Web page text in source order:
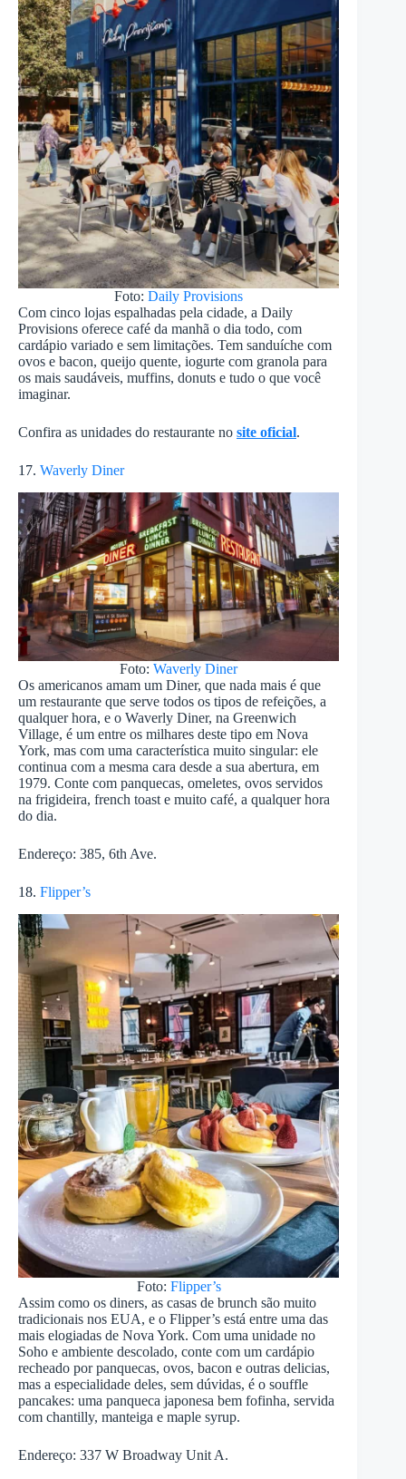
Foto:Daily Provisions
Com cinco lojas espalhadas pela cidade, a Daily
Provisions oferece café da manhã o dia todo, com
cardápio variado e sem limitações. Tem sanduíche com
ovos e bacon, queijo quente, iogurte com granola para
os mais saudáveis, muffins, donuts e tudo o que você
imaginar.
Confira as unidades do restaurante no site oficial.
17. Waverly Diner
Foto:Waverly Diner
Os americanos amam um Diner, que nada mais é que
um restaurante que serve todos os tipos de refeições, a
qualquer hora, e o Waverly Diner, na Greenwich
Village, é um entre os milhares deste tipo em Nova
York, mas com uma característica muito singular: ele
continua com a mesma cara desde a sua abertura, em
1979. Conte com panquecas, omeletes, ovos servidos
na frigideira, french toast e muito café, a qualquer hora
do dia.
Endereço: 385, 6th Ave.
18. Flipper’s
Foto: Flipper’s
Assim como os diners, as casas de brunch são muito
tradicionais nos EUA, e o Flipper’s está entre uma das
mais elogiadas de Nova York. Com uma unidade no
Soho e ambiente descolado, conte com um cardápio
recheado por panquecas, ovos, bacon e outras delicias,
mas a especialidade deles, sem dúvidas, é o souffle
pancakes: uma panqueca japonesa bem fofinha, servida
com chantilly, manteiga e maple syrup.
Endereço: 337 W Broadway Unit A.